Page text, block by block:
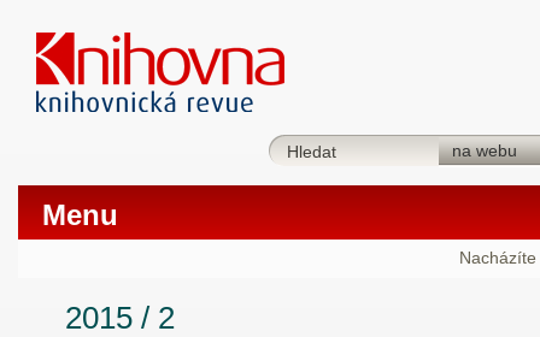
Menu
2015 / 2